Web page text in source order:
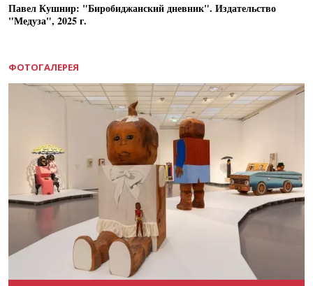
Павел Кушнир: "Биробиджанский дневник". Издательство
"Медуза", 2025 г.
ФОТОГАЛЕРЕЯ